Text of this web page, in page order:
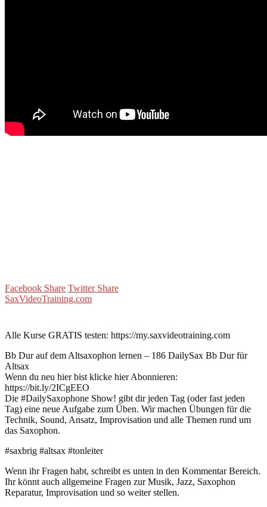
Facebook Share Twitter Share
SaxVideoTraining.com
Alle Kurse GRATIS testen: https://my.saxvideotraining.com
Bb Dur auf dem Altsaxophon lernen – 186 DailySax Bb Dur für
Altsax
Wenn du neu hier bist klicke hier Abonnieren:
https://bit.ly/2ICgEEO
Die #DailySaxophone Show! gibt dir jeden Tag (oder fast jeden
Tag) eine neue Aufgabe zum Üben. Wir machen Übungen für die
Technik, Sound, Ansatz, Improvisation und alle Themen rund um
das Saxophon.
#saxbrig #altsax #tonleiter
Wenn ihr Fragen habt, schreibt es unten in den Kommentar Bereich.
Ihr könnt auch allgemeine Fragen zur Musik, Jazz, Saxophon
Reparatur, Improvisation und so weiter stellen.